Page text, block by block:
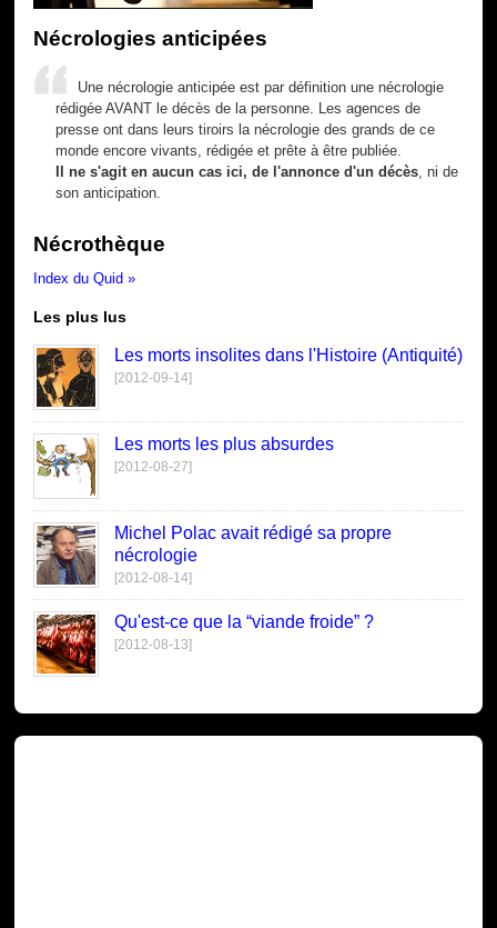
Nécrologies anticipées
Une nécrologie anticipée est par définition une nécrologie
rédigée AVANT le décès de la personne. Les agences de
presse ont dans leurs tiroirs la nécrologie des grands de ce
monde encore vivants, rédigée et prête à être publiée.
Il ne s'agit en aucun cas ici, de l'annonce d'un décès , ni de
son anticipation.
Nécrothèque
Index du Quid »
Les plus lus
Les morts insolites dans l'Histoire (Antiquité)
[2012-09-14]
Les morts les plus absurdes
[2012-08-27]
Michel Polac avait rédigé sa propre
nécrologie
[2012-08-14]
Qu'est-ce que la “viande froide” ?
[2012-08-13]